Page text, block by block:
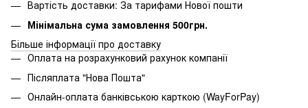
Вартість доставки: За тарифами Нової пошти
Мінімальна сума замовлення 500грн.
Більше інформації про доставку
Оплата на розрахунковий рахунок компанії
Післяплата "Нова Пошта"
Онлайн-оплата банківською карткою (WayForPay)